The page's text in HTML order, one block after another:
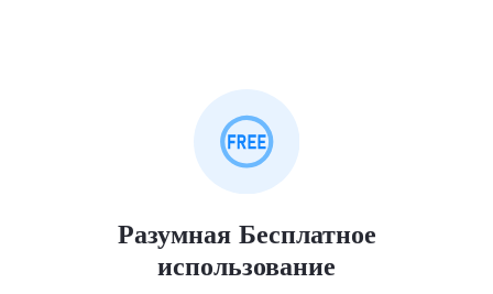
Разумная Бесплатное
использование